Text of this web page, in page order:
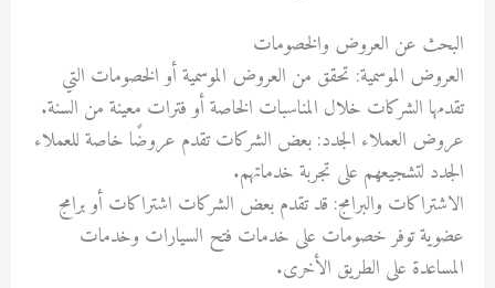
البحث عن العروض والخصومات
العروض الموسمية: تحقق من العروض الموسمية أو الخصومات التي
تقدمها الشركات خلال المناسبات الخاصة أو فترات معينة من السنة.
عروض العملاء الجدد: بعض الشركات تقدم عروضًا خاصة للعملاء
الجدد لتشجيعهم على تجربة خدماتهم.
الاشتراكات والبرامج: قد تقدم بعض الشركات اشتراكات أو برامج
عضوية توفر خصومات على خدمات فتح السيارات وخدمات
المساعدة على الطريق الأخرى.